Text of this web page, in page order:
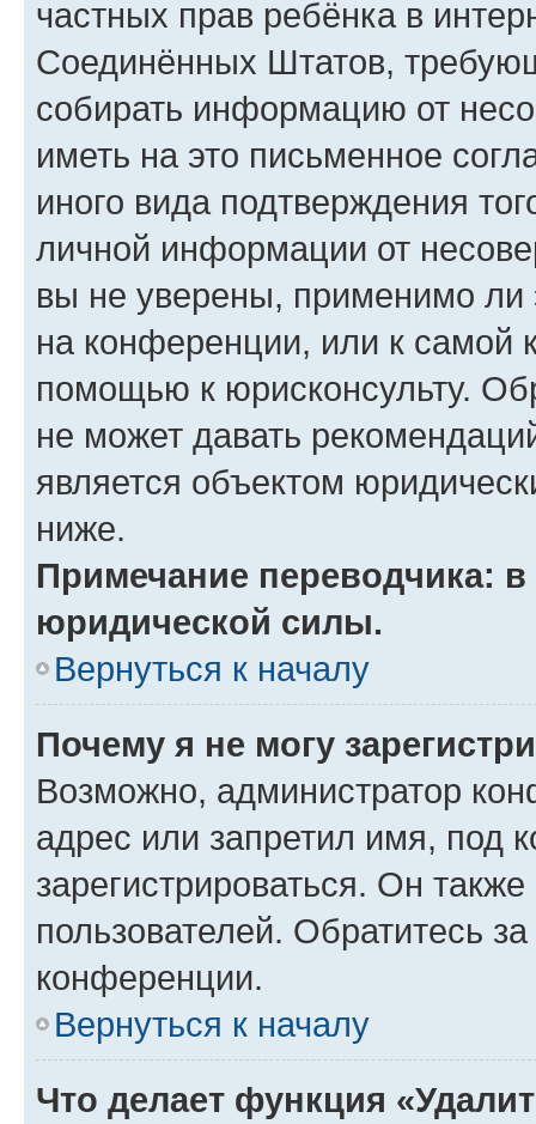
частных прав ребёнка в
Соединённых Штатов,
собирать информацию от
иметь на это письменное
иного вида подтверждения
личной информации от
вы не уверены, применимо ли
на конференции, или к самой
помощью к юрисконсульту.
не может давать
является объектом
ниже.
Примечание переводчика:
юридической силы.
Вернуться к началу
Почему я не могу
Возможно, администратор
адрес или запретил имя, под
зарегистрироваться. Он
пользователей. Обратитесь
конференции.
Вернуться к началу
Что делает функция